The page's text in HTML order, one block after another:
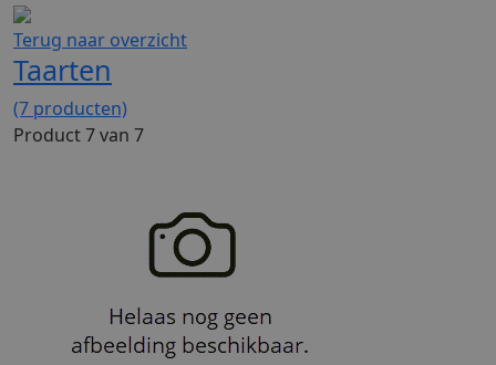
Terug naar overzicht
Taarten
(7 producten)
Product 7 van 7